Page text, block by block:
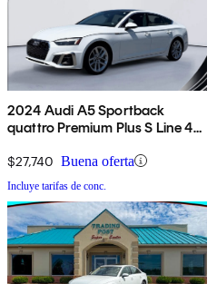
2024 Audi A5 Sportback
quattro Premium Plus S Line 45
$27,740 Buena oferta
Incluye tarifas de conc.